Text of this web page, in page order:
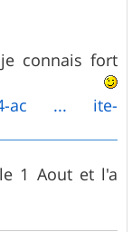
connais fort
ac ... ite-
1 Aout et l'a